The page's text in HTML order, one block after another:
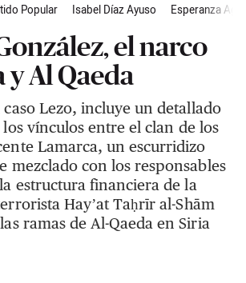
Popular Isabel Díaz Ayuso Esperanza
el narco
Al Qaeda
Lezo, incluye un detallado
vínculos entre el clan de los
Lamarca, un escurridizo
mezclado con los responsables
estructura financiera de la
Hayʼat Taḥrīr al-Shām
ramas de Al-Qaeda en Siria